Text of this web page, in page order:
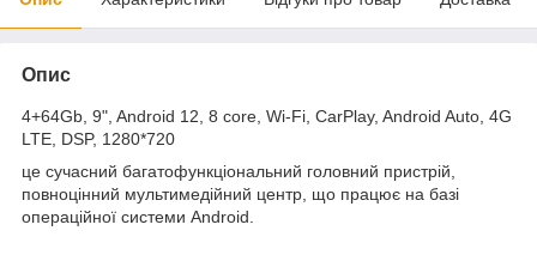
Опис
4+64Gb, 9", Android 12, 8 core, Wi-Fi, CarPlay, Android Auto, 4G
LTE, DSP, 1280*720
це сучасний багатофункціональний головний пристрій,
повноцінний мультимедійний центр, що працює на базі
операційної системи Android.